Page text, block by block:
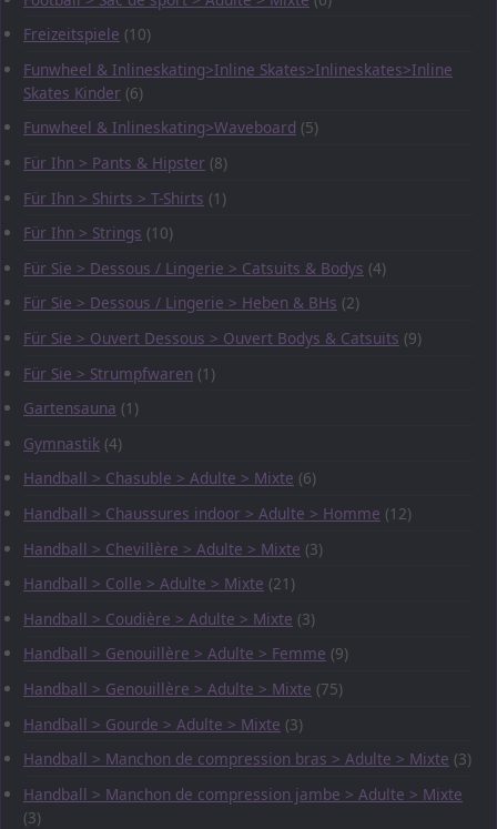
Freizeitspiele (10)
Funwheel & Inlineskating>Inline Skates>Inlineskates>Inline
Skates Kinder (6)
Funwheel & Inlineskating>Waveboard (5)
Für Ihn > Pants & Hipster (8)
Für Ihn > Shirts > T-Shirts (1)
Für Ihn > Strings (10)
Für Sie > Dessous / Lingerie > Catsuits & Bodys (4)
Für Sie > Dessous / Lingerie > Heben & BHs (2)
Für Sie > Ouvert Dessous > Ouvert Bodys & Catsuits (9)
Für Sie > Strumpfwaren (1)
Gartensauna (1)
Gymnastik (4)
Handball > Chasuble > Adulte > Mixte (6)
Handball > Chaussures indoor > Adulte > Homme (12)
Handball > Chevillère > Adulte > Mixte (3)
Handball > Colle > Adulte > Mixte (21)
Handball > Coudière > Adulte > Mixte (3)
Handball > Genouillère > Adulte > Femme (9)
Handball > Genouillère > Adulte > Mixte (75)
Handball > Gourde > Adulte > Mixte (3)
Handball > Manchon de compression bras > Adulte > Mixte (3)
Handball > Manchon de compression jambe > Adulte > Mixte
(3)